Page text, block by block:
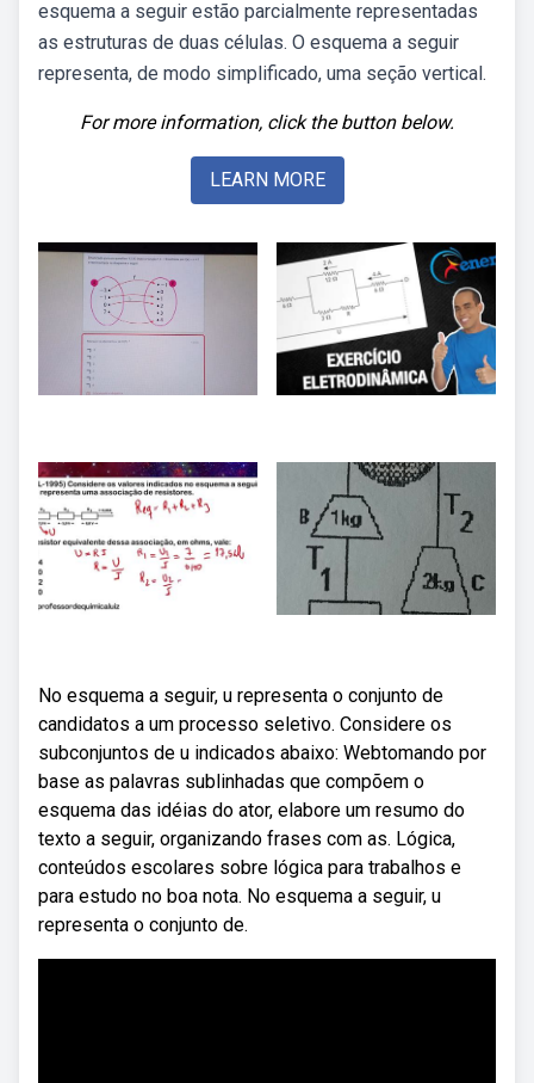
esquema a seguir estão parcialmente representadas
as estruturas de duas células. O esquema a seguir
representa, de modo simplificado, uma seção vertical.
For more information, click the button below.
LEARN MORE
No esquema a seguir, u representa o conjunto de
candidatos a um processo seletivo. Considere os
subconjuntos de u indicados abaixo: Webtomando por
base as palavras sublinhadas que compõem o
esquema das idéias do ator, elabore um resumo do
texto a seguir, organizando frases com as. Lógica,
conteúdos escolares sobre lógica para trabalhos e
para estudo no boa nota. No esquema a seguir, u
representa o conjunto de.